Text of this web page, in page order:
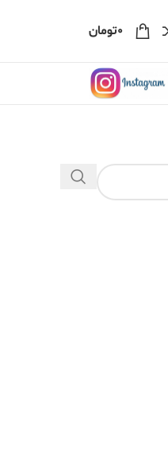
۰تومان